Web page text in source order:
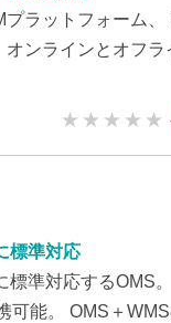
プラットフォーム
オンラインとオフ
標準対応
標準対応するOMS
可能。 OMS＋